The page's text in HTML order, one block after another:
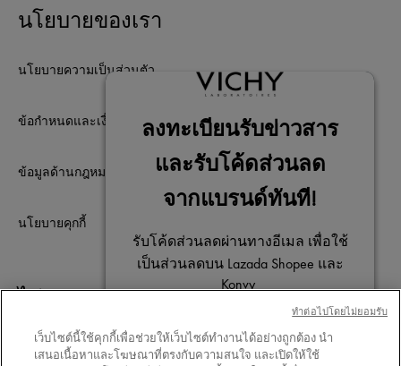
นโยบายของเรา
นโยบายความเป็นส่วนตัว
ข้อกำหนดและเงื่อนไขการใช้เว็บไซต์
ข้อมูลด้านกฎหมาย
นโยบายคุกกี้
ไม่พลาดการติดต่อ
เว็บไซต์นี้ใช้คุกกี้เพื่อช่วยให้เว็บไซต์ทำงานได้อย่างถูกต้อง นำ
เสนอเนื้อหาและโฆษณาที่ตรงกับความสนใจ และเปิดให้ใช้
ทําต่อไปโดยไม่ยอมรับ